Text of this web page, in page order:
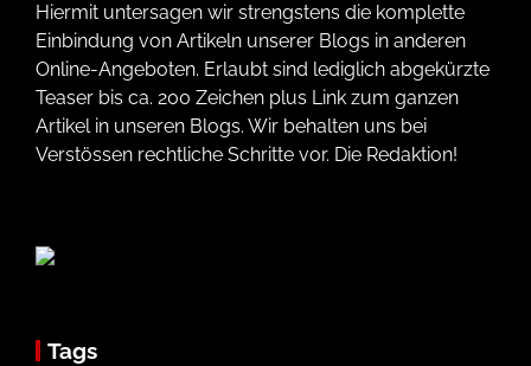
Hiermit untersagen wir strengstens die komplette
Einbindung von Artikeln unserer Blogs in anderen
Online-Angeboten. Erlaubt sind lediglich abgekürzte
Teaser bis ca. 200 Zeichen plus Link zum ganzen
Artikel in unseren Blogs. Wir behalten uns bei
Verstössen rechtliche Schritte vor. Die Redaktion!
Tags